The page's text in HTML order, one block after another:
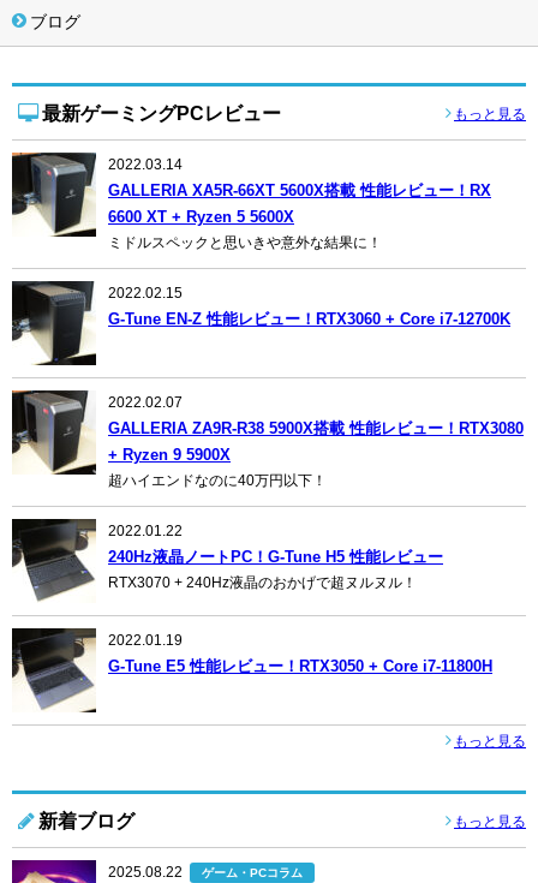
ブログ
最新ゲーミングPCレビュー もっと見る
2022.03.14
GALLERIA XA5R-66XT 5600X搭載 性能レビュー！RX
6600 XT + Ryzen 5 5600X
ミドルスペックと思いきや意外な結果に！
2022.02.15
G-Tune EN-Z 性能レビュー！RTX3060 + Core i7-12700K
2022.02.07
GALLERIA ZA9R-R38 5900X搭載 性能レビュー！RTX3080
+ Ryzen 9 5900X
超ハイエンドなのに40万円以下！
2022.01.22
240Hz液晶ノートPC！G-Tune H5 性能レビュー
RTX3070 + 240Hz液晶のおかげで超ヌルヌル！
2022.01.19
G-Tune E5 性能レビュー！RTX3050 + Core i7-11800H
もっと見る
新着ブログ もっと見る
2025.08.22 ゲーム・PCコラム